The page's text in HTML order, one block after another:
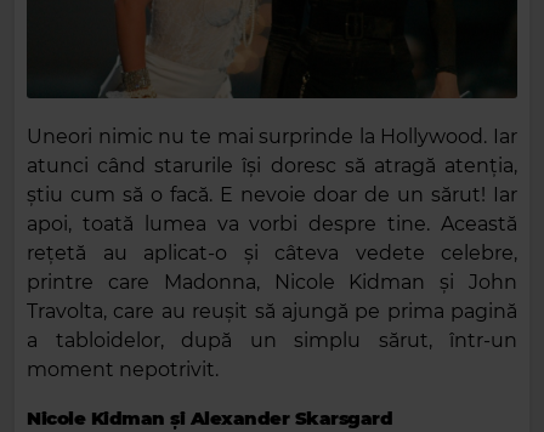
Uneori nimic nu te mai surprinde la Hollywood. Iar
atunci când starurile își doresc să atragă atenția,
știu cum să o facă. E nevoie doar de un sărut! Iar
apoi, toată lumea va vorbi despre tine. Această
rețetă au aplicat-o și câteva vedete celebre,
printre care Madonna, Nicole Kidman și John
Travolta, care au reușit să ajungă pe prima pagină
a tabloidelor, după un simplu sărut, într-un
moment nepotrivit.
Nicole Kidman și Alexander Skarsgard